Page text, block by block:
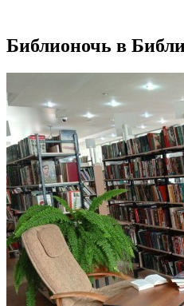
Библионочь в